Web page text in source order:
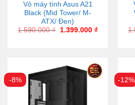
Vỏ máy tính Asus A21
Black (Mid Tower/ M-
ATX/ Đen)
1.590.000₫ 1.399.000 ₫
-8% -12%